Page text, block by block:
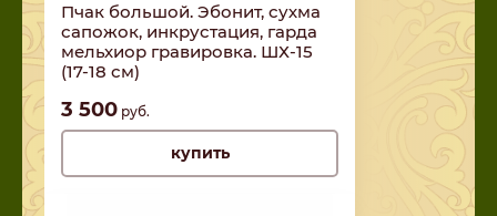
Пчак большой. Эбонит, сухма
сапожок, инкрустация, гарда
мельхиор гравировка. ШХ-15
(17-18 см)
3 500 руб.
купить